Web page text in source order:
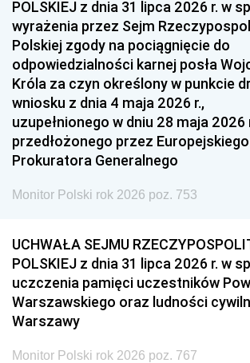
1951 1950
1948 1947
1939 1938
1936 1930
POLSKIEJ z dnia 31 lipca 2026 r. w
wyrażenia przez Sejm
Polskiej zgody na pociągnięcie do
odpowiedzialności karnej posła
Króla za czyn określony w punkcie
wniosku z dnia 4 maja 2026 r.,
uzupełnionego w dniu 28 maja 2026
przedłożonego przez Europejskiego
Prokuratora Generalnego
Monitor Polski rok 2026 poz. 753
UCHWAŁA SEJMU
POLSKIEJ z dnia 31 lipca 2026 r. w
uczczenia pamięci uczestników
Warszawskiego oraz ludności
Warszawy
Monitor Polski rok 2026 poz. 767